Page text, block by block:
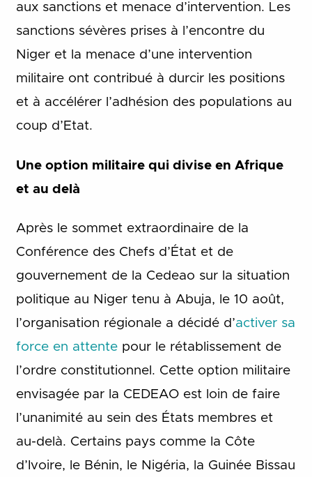
aux sanctions et menace d’intervention. Les
sanctions sévères prises à l’encontre du
Niger et la menace d’une intervention
militaire ont contribué à durcir les positions
et à accélérer l’adhésion des populations au
coup d’Etat.
Une option militaire qui divise en Afrique
et au delà
Après le sommet extraordinaire de la
Conférence des Chefs d’État et de
gouvernement de la Cedeao sur la situation
politique au Niger tenu à Abuja, le 10 août,
l’organisation régionale a décidé d’activer sa
force en attentepour le rétablissement de
l’ordre constitutionnel. Cette option militaire
envisagée par la CEDEAO est loin de faire
l’unanimité au sein des États membres et
au-delà. Certains pays comme la Côte
d’Ivoire, le Bénin, le Nigéria, la Guinée Bissau